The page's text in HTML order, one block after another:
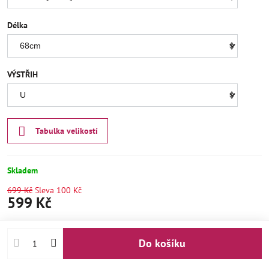
Délka
VÝSTŘIH
Tabulka velikostí
Skladem
699 Kč Sleva 100 Kč
599 Kč
Do košíku